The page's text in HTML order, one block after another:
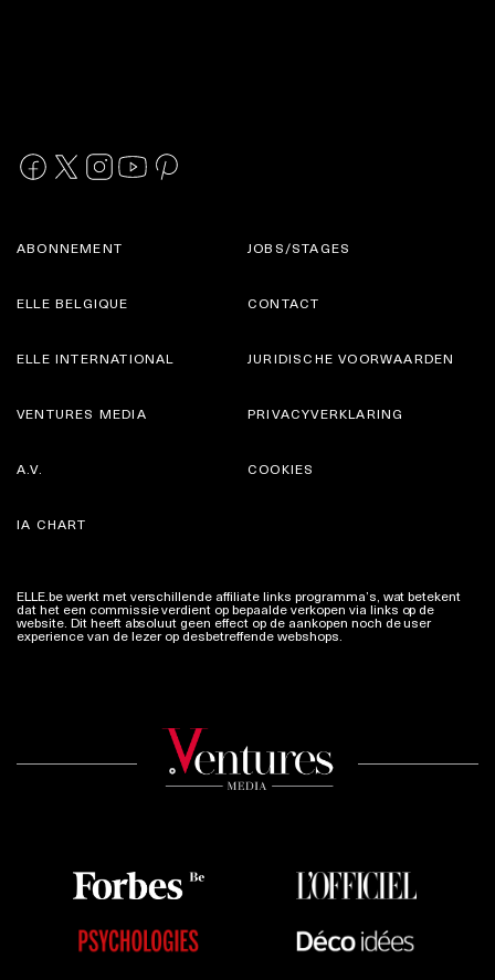
ABONNEMENT
ELLE BELGIQUE
JOBS/STAGES
CONTACT
ELLE INTERNATIONAL
VENTURES MEDIA
JURIDISCHE VOORWAARDEN
PRIVACYVERKLARING
A.V.
IA CHART
COOKIES
ELLE.be werkt met verschillende affiliate links programma’s, wat betekent
dat het een commissie verdient op bepaalde verkopen via links op de
website. Dit heeft absoluut geen effect op de aankopen noch de user
experience van de lezer op desbetreffende webshops.